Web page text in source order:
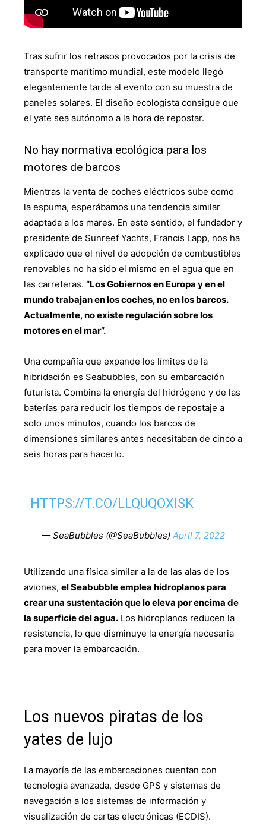
Tras sufrir los retrasos provocados por la crisis de
transporte marítimo mundial, este modelo llegó
elegantemente tarde al evento con su muestra de
paneles solares. El diseño ecologista consigue que
el yate sea autónomo a la hora de repostar.
No hay normativa ecológica para los
motores de barcos
Mientras la venta de coches eléctricos sube como
la espuma, esperábamos una tendencia similar
adaptada a los mares. En este sentido, el fundador y
presidente de Sunreef Yachts, Francis Lapp, nos ha
explicado que el nivel de adopción de combustibles
renovables no ha sido el mismo en el agua que en
las carreteras. “Los Gobiernos en Europa y en el
mundo trabajan en los coches, no en los barcos.
Actualmente, no existe regulación sobre los
motores en el mar”.
Una compañía que expande los límites de la
hibridación es Seabubbles, con su embarcación
futurista. Combina la energía del hidrógeno y de las
baterías para reducir los tiempos de repostaje a
solo unos minutos, cuando los barcos de
dimensiones similares antes necesitaban de cinco a
seis horas para hacerlo.
HTTPS://T.CO/LLQUQOXISK
— SeaBubbles (@SeaBubbles) April 7, 2022
Utilizando una física similar a la de las alas de los
aviones, el Seabubble emplea hidroplanos para
crear una sustentación que lo eleva por encima de
la superficie del agua. Los hidroplanos reducen la
resistencia, lo que disminuye la energía necesaria
para mover la embarcación.
Los nuevos piratas de los
yates de lujo
La mayoría de las embarcaciones cuentan con
tecnología avanzada, desde GPS y sistemas de
navegación a los sistemas de información y
visualización de cartas electrónicas (ECDIS).